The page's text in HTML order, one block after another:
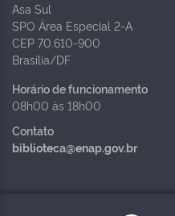
Asa Sul
SPO Área Especial 2-A
CEP 70.610-900
Brasília/DF
Horário de funcionamento
08h00 às 18h00
Contato
biblioteca@enap.gov.br